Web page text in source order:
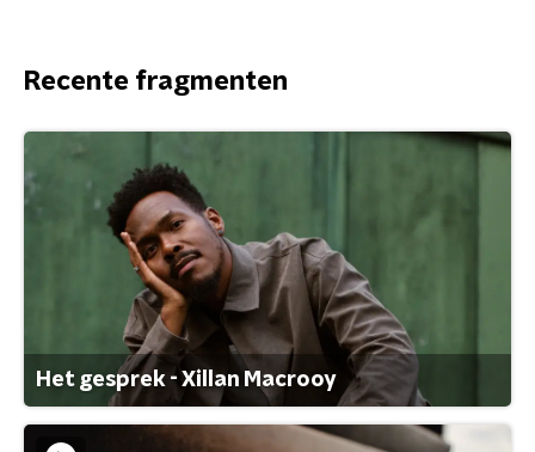
Recente fragmenten
Het gesprek - Xillan Macrooy